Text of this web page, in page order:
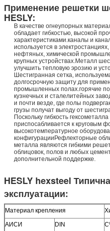
Применение решетки
HESLY:
В качестве огнеупорных
обладает гибкостью, высокой
характеристиками.каналы и
используется в
нефтяных, химической
крупных устройствах.Металл
улучшить тепловую эрозию и
Шестигранная сетка,
долгосрочную защиту для
промышленных полах.горячие
кузнечных и сталелитейных
и почти везде, где полы
грузы получат выгоду от
Поскольку гибкость
приспосабливается к круговым
высокотемпературное
конфигурацииРефлекторные
металла являются гибкими
облицовок, полов и любых
дополнительной поддержке.
HESLY hexsteel
эксплуатации:
Материал крепления
АИСИ
DIN